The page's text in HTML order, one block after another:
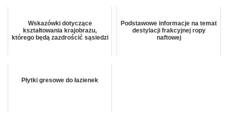
Wskazówki dotyczące
kształtowania krajobrazu,
którego będą zazdrościć sąsiedzi
Podstawowe informacje na temat
destylacji frakcyjnej ropy
naftowej
Płytki gresowe do łazienek